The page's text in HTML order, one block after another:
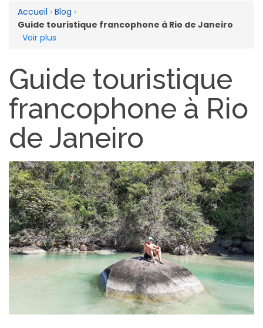
Accueil › Blog ›
Guide touristique francophone à Rio de Janeiro
Voir plus
Guide touristique
francophone à Rio
de Janeiro